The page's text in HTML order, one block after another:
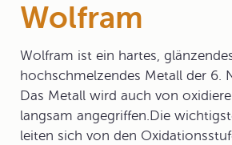
Wolfram
Wolfram ist ein hartes,
hochschmelzendes Metall der 6.
Das Metall wird auch von
langsam angegriffen.Die
leiten sich von den